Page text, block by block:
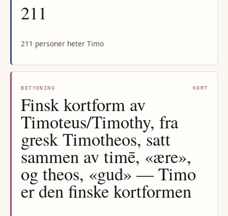
211
211 personer heter Timo
BETYDNING KORT
Finsk kortform av
Timoteus/Timothy, fra
gresk Timotheos, satt
sammen av timē, «ære»,
og theos, «gud» — Timo
er den finske kortformen